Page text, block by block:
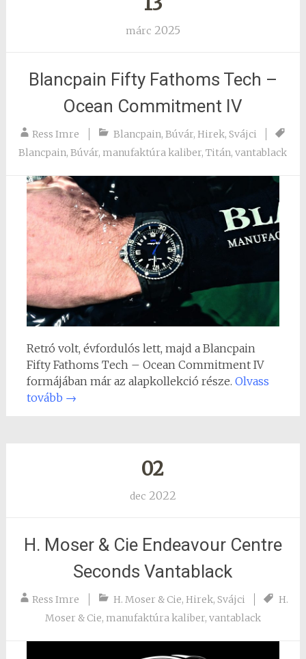
márc 2025
Blancpain Fifty Fathoms Tech –
Ocean Commitment IV
Ress Imre Blancpain,Búvár,Hirek,Svájci
Blancpain,Búvár, manufaktúra kaliber,Titán,vantablack
Retró volt, évfordulós lett, majd a Blancpain
Fifty Fathoms Tech – Ocean Commitment IV
formájában már az alapkollekció része. Olvass
tovább →
02
dec 2022
H. Moser & Cie Endeavour Centre
Seconds Vantablack
Ress Imre H. Moser & Cie,Hirek,Svájci
H.
Moser & Cie, manufaktúra kaliber, vantablack